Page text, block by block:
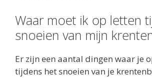
Waar moet ik op letten
snoeien van mijn
Er zijn een aantal dingen waar je
tijdens het snoeien van je